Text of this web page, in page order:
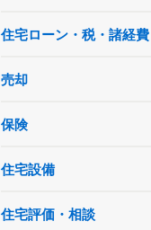
住宅ローン・税・諸経費
売却
保険
住宅設備
住宅評価・相談